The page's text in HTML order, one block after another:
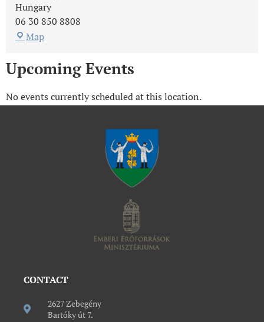
Hungary
06 30 850 8808
Map
Upcoming Events
No events currently scheduled at this location.
CONTACT
2627 Zebegény
Bartóky út 7.